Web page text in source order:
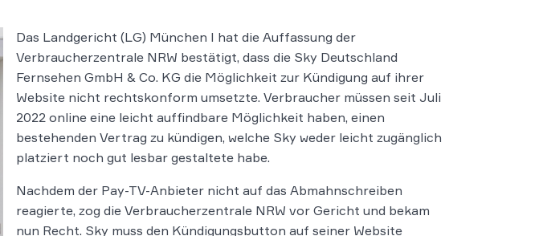
Das Landgericht (LG) München I hat die Auffassung der
Verbraucherzentrale NRW bestätigt, dass die Sky Deutschland
Fernsehen GmbH & Co. KG die Möglichkeit zur Kündigung auf ihrer
Website nicht rechtskonform umsetzte. Verbraucher müssen seit Juli
2022 online eine leicht auffindbare Möglichkeit haben, einen
bestehenden Vertrag zu kündigen, welche Sky weder leicht zugänglich
platziert noch gut lesbar gestaltete habe.
Nachdem der Pay-TV-Anbieter nicht auf das Abmahnschreiben
reagierte, zog die Verbraucherzentrale NRW vor Gericht und bekam
nun Recht. Sky muss den Kündigungsbutton auf seiner Website